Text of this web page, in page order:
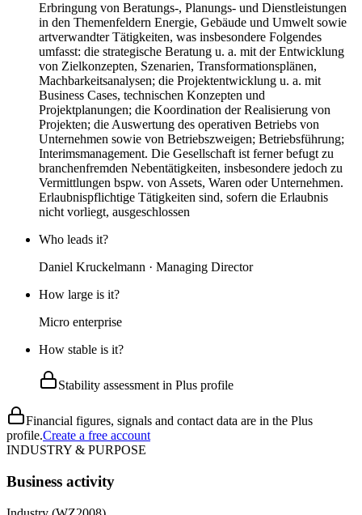
Erbringung von Beratungs-, Planungs- und Dienstleistungen
in den Themenfeldern Energie, Gebäude und Umwelt sowie
artverwandter Tätigkeiten, was insbesondere Folgendes
umfasst: die strategische Beratung u. a. mit der Entwicklung
von Zielkonzepten, Szenarien, Transformationsplänen,
Machbarkeitsanalysen; die Projektentwicklung u. a. mit
Business Cases, technischen Konzepten und
Projektplanungen; die Koordination der Realisierung von
Projekten; die Auswertung des operativen Betriebs von
Unternehmen sowie von Betriebszweigen; Betriebsführung;
Interimsmanagement. Die Gesellschaft ist ferner befugt zu
branchenfremden Nebentätigkeiten, insbesondere jedoch zu
Vermittlungen bspw. von Assets, Waren oder Unternehmen.
Erlaubnispflichtige Tätigkeiten sind, sofern die Erlaubnis
nicht vorliegt, ausgeschlossen
Who leads it?
Daniel Kruckelmann · Managing Director
How large is it?
Micro enterprise
How stable is it?
Stability assessment in Plus profile
Financial figures, signals and contact data are in the Plus
profile.Create a free account
INDUSTRY & PURPOSE
Business activity